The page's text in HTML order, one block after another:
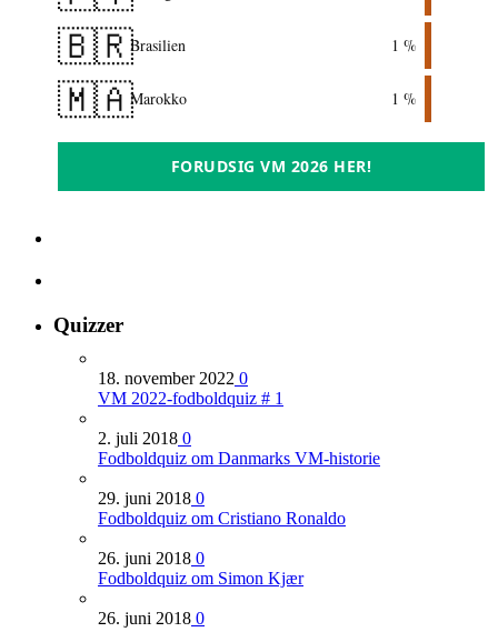
🇧🇷Brasilien 1 %
🇲🇦Marokko 1 %
FORUDSIG VM 2026 HER!
Quizzer
18. november 2022 0
VM 2022-fodboldquiz # 1
2. juli 2018 0
Fodboldquiz om Danmarks VM-historie
29. juni 2018 0
Fodboldquiz om Cristiano Ronaldo
26. juni 2018 0
Fodboldquiz om Simon Kjær
26. juni 2018 0